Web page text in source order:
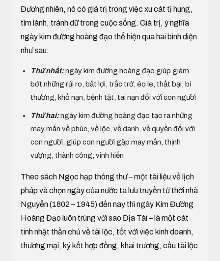
Đương nhiên, nó có giá trị trong việc xu cát tị hung,
tìm lành, tránh dữ trong cuộc sống. Giá trị, ý nghĩa
ngày kim đường hoàng đạo thể hiện qua hai bình diện
như sau:
Thứ nhất:ngày kim đường hoàng đạo giúp giảm
bớt những rủi ro, bất lợi, trắc trở, éo le, thất bại, bi
thương, khổ nạn, bệnh tật, tai nạn đối với con người
Thứ hai:ngày kim đường hoàng đạo tạo ra những
may mắn về phúc, về lộc, về danh, về quyền đối với
con người, giúp con người gặp may mắn, thịnh
vượng, thành công, vinh hiển
Theo sách Ngọc hạp thông thư – một tài liệu về lịch
pháp và chọn ngày của nước ta lưu truyền từ thời nhà
Nguyễn (1802 – 1945) đến nay thì ngày Kim Đường
Hoàng Đạo luôn trùng với sao Địa Tài – là một cát
tinh nhật thần chủ về tài lộc, tốt với việc kinh doanh,
thương mại, ký kết hợp đồng, khai trương, cầu tài lộc